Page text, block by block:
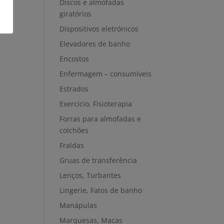
Discos e almofadas
giratórios
Dispositivos eletrónicos
Elevadores de banho
Encostos
Enfermagem – consumíveis
Estrados
Exercício, Fisioterapia
Forras para almofadas e
colchões
Fraldas
Gruas de transferência
Lenços, Turbantes
Lingerie, Fatos de banho
Manápulas
Marquesas, Macas